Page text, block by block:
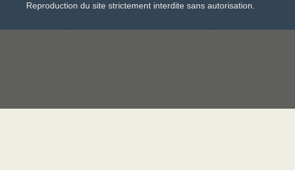
Reproduction du site strictement interdite sans autorisation.